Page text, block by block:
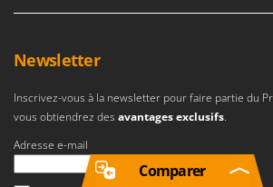
Newsletter
Inscrivez-vous à la newsletter pour faire partie du
vous obtiendrez des avantages exclusifs.
Adresse e-mail
Une erreur est survenue
Comparer